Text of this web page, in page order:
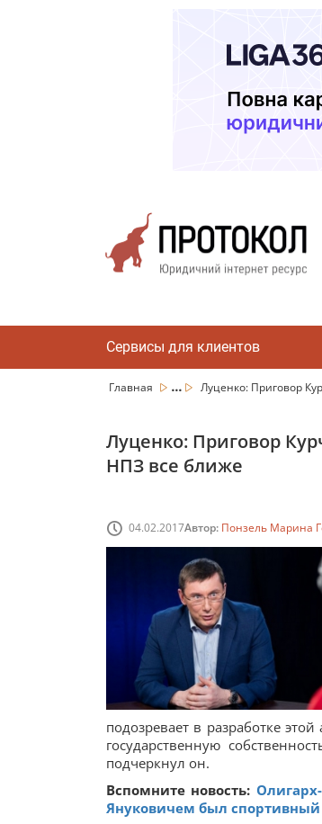
Сервисы для клиентов
Главная ... Луценко: Приговор
Луценко: Приговор
НПЗ все ближе
04.02.2017Автор: Понзель Марина
подозревает в разработке
государственную
подчеркнул он.
Вспомните новость:
Януковичем был спортивный